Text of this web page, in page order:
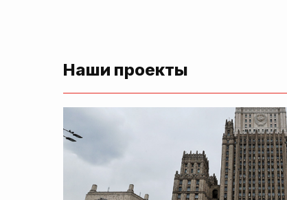
Наши проекты